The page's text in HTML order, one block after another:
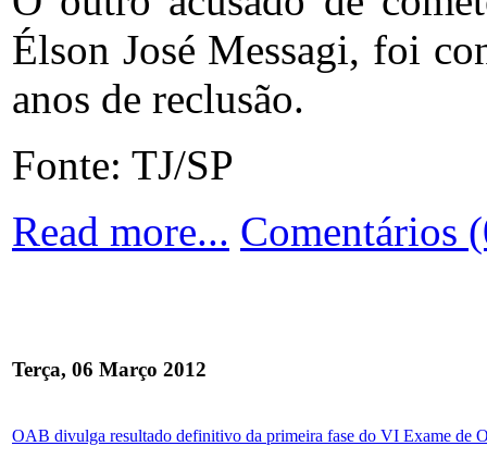
Élson José Messagi, foi
anos de reclusão.
Fonte: TJ/SP
Read more... Comentários
Terça, 06 Março 2012
OAB divulga resultado definitivo da primeira fase do VI Exame de